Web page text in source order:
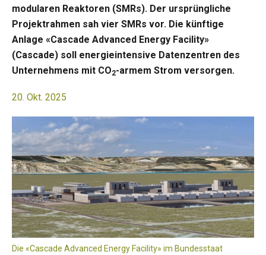
modularen Reaktoren (SMRs). Der ursprüngliche
Projektrahmen sah vier SMRs vor. Die künftige
Anlage «Cascade Advanced Energy Facility»
(Cascade) soll energieintensive Datenzentren des
Unternehmens mit CO2-armem Strom versorgen.
20. Okt. 2025
Die «Cascade Advanced Energy Facility» im Bundesstaat